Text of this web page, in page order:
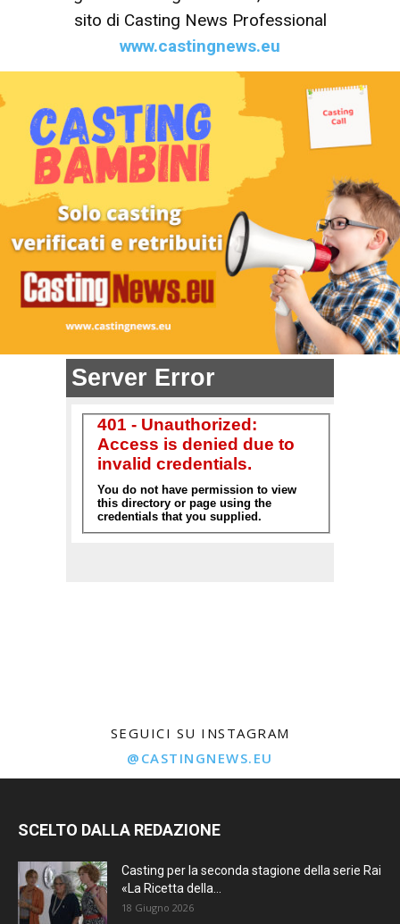
sito di Casting News Professional
www.castingnews.eu
SEGUICI SU INSTAGRAM
@CASTINGNEWS.EU
SCELTO DALLA REDAZIONE
Casting per la seconda stagione della serie Rai
«La Ricetta della...
18 Giugno 2026